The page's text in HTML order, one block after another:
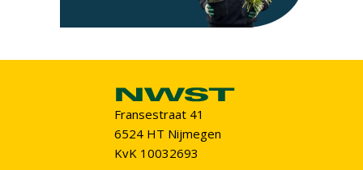
Fransestraat 41
6524 HT Nijmegen
KvK 10032693